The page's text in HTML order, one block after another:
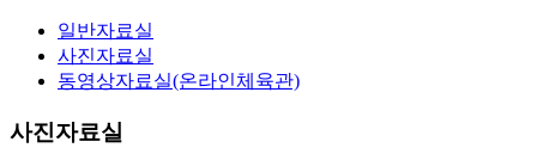
일반자료실
사진자료실
동영상자료실(온라인체육관)
사진자료실